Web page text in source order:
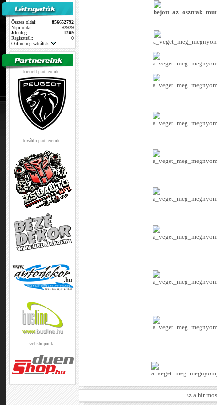
Összes oldal:
856652792
Napi oldal:
97979
Jelenleg:
1209
Regisztrált:
0
Online regisztráltak:
kiemelt partnerünk :
további partnereink :
webshopunk :
Ez a hír